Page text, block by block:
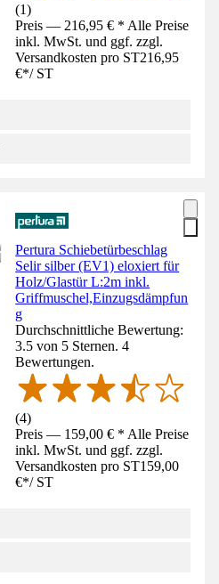
(1)
Preis — 216,95 € * Alle Preise
inkl. MwSt. und ggf. zzgl.
Versandkosten pro ST216,95
€*/ ST
Pertura Schiebetürbeschlag
Selir silber (EV1) eloxiert für
Holz/Glastür L:2m inkl.
Griffmuschel,Einzugsdämpfun
g
Durchschnittliche Bewertung:
3.5 von 5 Sternen. 4
Bewertungen.
(4)
Preis — 159,00 € * Alle Preise
inkl. MwSt. und ggf. zzgl.
Versandkosten pro ST159,00
€*/ ST